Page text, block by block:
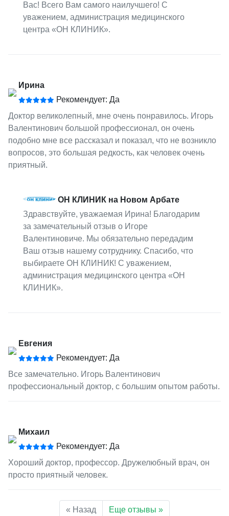
Вас! Всего Вам самого наилучшего! С
уважением, администрация медицинского
центра «ОН КЛИНИК».
Ирина
Рекомендует: Да
Доктор великолепный, мне очень понравилось. Игорь
Валентинович большой профессионал, он очень
подобно мне все рассказал и показал, что не возникло
вопросов, это большая редкость, как человек очень
приятный.
ОН КЛИНИК на Новом Арбате
Здравствуйте, уважаемая Ирина! Благодарим
за замечательный отзыв о Игоре
Валентиновиче. Мы обязательно передадим
Ваш отзыв нашему сотруднику. Спасибо, что
выбираете ОН КЛИНИК! С уважением,
администрация медицинского центра «ОН
КЛИНИК».
Евгения
Рекомендует: Да
Все замечательно. Игорь Валентинович
профессиональный доктор, с большим опытом работы.
Михаил
Рекомендует: Да
Хороший доктор, профессор. Дружелюбный врач, он
просто приятный человек.
« Назад Еще отзывы »